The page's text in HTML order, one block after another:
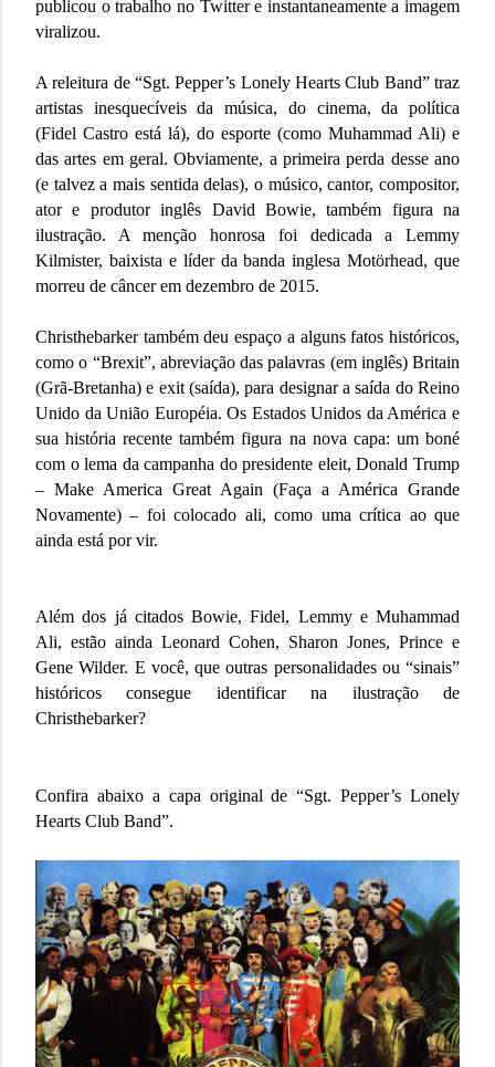
publicou o trabalho no Twitter e instantaneamente a imagem
viralizou.
A releitura de “Sgt. Pepper’s Lonely Hearts Club Band” traz
artistas inesquecíveis da música, do cinema, da política
(Fidel Castro está lá), do esporte (como Muhammad Ali) e
das artes em geral. Obviamente, a primeira perda desse ano
(e talvez a mais sentida delas), o músico, cantor, compositor,
ator e produtor inglês David Bowie, também figura na
ilustração. A menção honrosa foi dedicada a Lemmy
Kilmister, baixista e líder da banda inglesa Motörhead, que
morreu de câncer em dezembro de 2015.
Christhebarker também deu espaço a alguns fatos históricos,
como o “Brexit”, abreviação das palavras (em inglês) Britain
(Grã-Bretanha) e exit (saída), para designar a saída do Reino
Unido da União Européia. Os Estados Unidos da América e
sua história recente também figura na nova capa: um boné
com o lema da campanha do presidente eleit, Donald Trump
– Make America Great Again (Faça a América Grande
Novamente) – foi colocado ali, como uma crítica ao que
ainda está por vir.
Além dos já citados Bowie, Fidel, Lemmy e Muhammad
Ali, estão ainda Leonard Cohen, Sharon Jones, Prince e
Gene Wilder. E você, que outras personalidades ou “sinais”
históricos consegue identificar na ilustração de
Christhebarker?
Confira abaixo a capa original de “Sgt. Pepper’s Lonely
Hearts Club Band”.